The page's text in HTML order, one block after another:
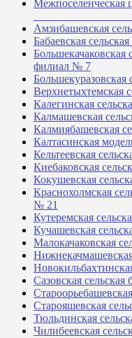
Межпоселенческая
Амзибашевская
Бабаевская
Большекачаковская
филиал № 7
Верхнетыхтемская
Калегинская
Калмашевская
Калмиябашевская
Калтасинская
Кельтеевская
Киебаковская
Кокушевская
Краснохолмская
№ 21
Кутеремская
Кучашевская
Малокачаковская
Сазовская
Старояшевская
Тюльдинская
Чилибеевская